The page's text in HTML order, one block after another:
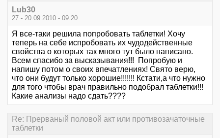
Lub30
27 - 20.09.2010 - 09:20
Я все-таки решила попробовать таблетки! Хочу
теперь на себе испробовать их чудодейственные
свойства о которых так много тут было написано.
Всем спасибо за высказывания!!! Попробую и
напишу потом о своих впечатлениях! Свято верю,
что они будут только хорошие!!!!!!! Кстати,а что нужно
для того чтобы врач правильно подобрал таблетки!!!
Какие анализы надо сдать????
Re: Прерваный половой акт или противозачаточные
таблетки